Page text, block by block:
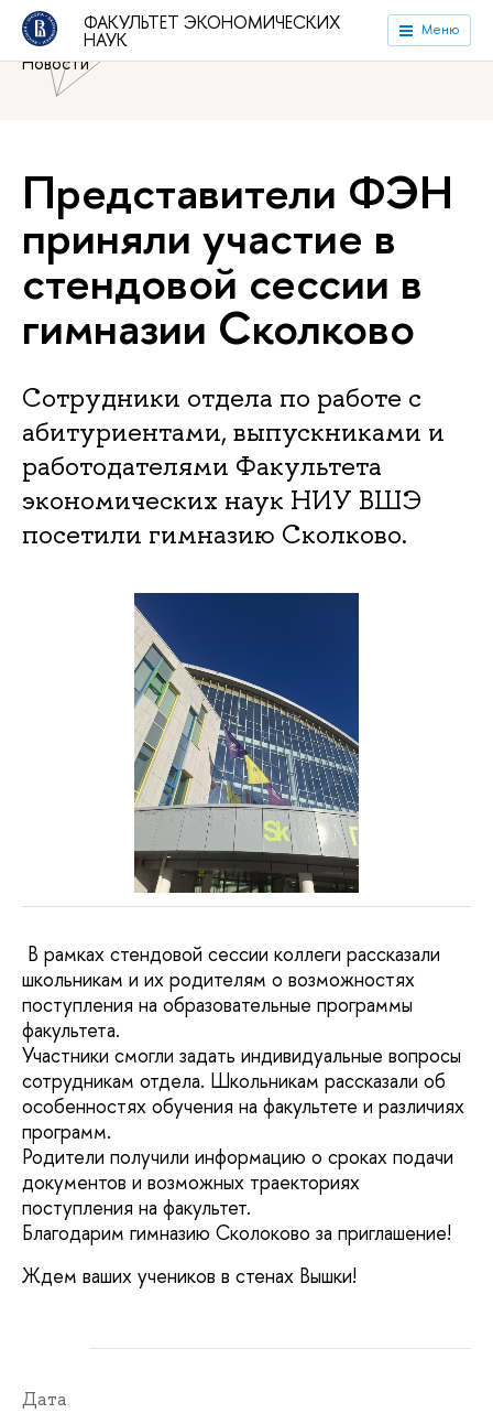
ФАКУЛЬТЕТ ЭКОНОМИЧЕСКИХ
НАУК Меню
Национальный исследовательский университет «Высшая
школа экономики»
Факультет экономических наук
Новости
Представители ФЭН
приняли участие в
стендовой сессии в
гимназии Сколково
Сотрудники отдела по работе с
абитуриентами, выпускниками и
работодателями Факультета
экономических наук НИУ ВШЭ
посетили гимназию Сколково.
В рамках стендовой сессии коллеги рассказали
школьникам и их родителям о возможностях
поступления на образовательные программы
факультета.
Участники смогли задать индивидуальные вопросы
сотрудникам отдела. Школьникам рассказали об
особенностях обучения на факультете и различиях
программ.
Родители получили информацию о сроках подачи
документов и возможных траекториях
поступления на факультет.
Благодарим гимназию Сколоково за приглашение!
Ждем ваших учеников в стенах Вышки!
Дата